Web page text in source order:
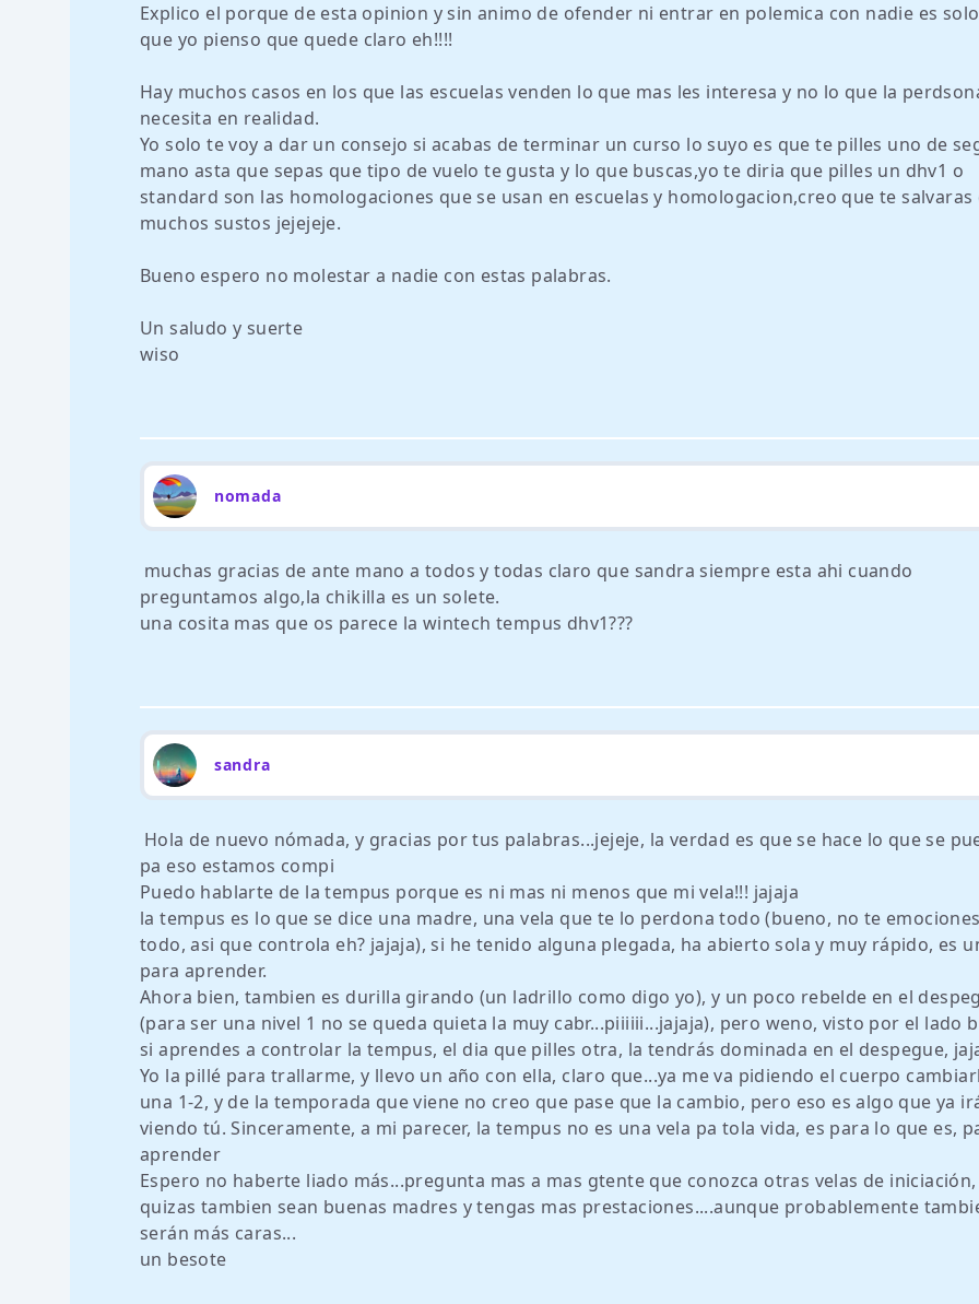
Explico el porque de esta opinion y sin animo de ofender ni entrar en polemica con nadie es
que yo pienso que quede claro eh!!!!
Hay muchos casos en los que las escuelas venden lo que mas les interesa y no lo que la
necesita en realidad.
Yo solo te voy a dar un consejo si acabas de terminar un curso lo suyo es que te pilles uno de
mano asta que sepas que tipo de vuelo te gusta y lo que buscas,yo te diria que pilles un dhv1 o
standard son las homologaciones que se usan en escuelas y homologacion,creo que te salvaras
muchos sustos jejejeje.
Bueno espero no molestar a nadie con estas palabras.
Un saludo y suerte
wiso
nomada
muchas gracias de ante mano a todos y todas claro que sandra siempre esta ahi cuando
preguntamos algo,la chikilla es un solete.
una cosita mas que os parece la wintech tempus dhv1???
sandra
Hola de nuevo nómada, y gracias por tus palabras...jejeje, la verdad es que se hace lo que se
pa eso estamos compi
Puedo hablarte de la tempus porque es ni mas ni menos que mi vela!!! jajaja
la tempus es lo que se dice una madre, una vela que te lo perdona todo (bueno, no te
todo, asi que controla eh? jajaja), si he tenido alguna plegada, ha abierto sola y muy rápido, es
para aprender.
Ahora bien, tambien es durilla girando (un ladrillo como digo yo), y un poco rebelde en el
(para ser una nivel 1 no se queda quieta la muy cabr...piiiiii...jajaja), pero weno, visto por el lado
si aprendes a controlar la tempus, el dia que pilles otra, la tendrás dominada en el despegue,
Yo la pillé para trallarme, y llevo un año con ella, claro que...ya me va pidiendo el cuerpo
una 1-2, y de la temporada que viene no creo que pase que la cambio, pero eso es algo que ya
viendo tú. Sinceramente, a mi parecer, la tempus no es una vela pa tola vida, es para lo que es,
aprender
Espero no haberte liado más...pregunta mas a mas gtente que conozca otras velas de iniciación,
quizas tambien sean buenas madres y tengas mas prestaciones....aunque probablemente
serán más caras...
un besote